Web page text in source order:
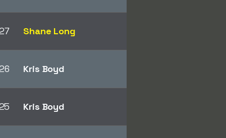
Shane Long
Kris Boyd
Kris Boyd